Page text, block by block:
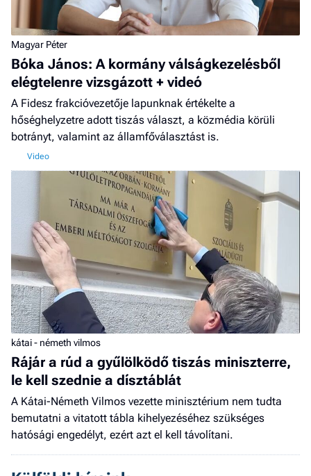
Magyar Péter
Bóka János: A kormány válságkezelésből
elégtelenre vizsgázott + videó
A Fidesz frakcióvezetője lapunknak értékelte a
hőséghelyzetre adott tiszás választ, a közmédia körüli
botrányt, valamint az államfőválasztást is.
kátai - németh vilmos
Rájár a rúd a gyűlölködő tiszás miniszterre,
le kell szednie a dísztáblát
A Kátai-Németh Vilmos vezette minisztérium nem tudta
bemutatni a vitatott tábla kihelyezéséhez szükséges
hatósági engedélyt, ezért azt el kell távolítani.